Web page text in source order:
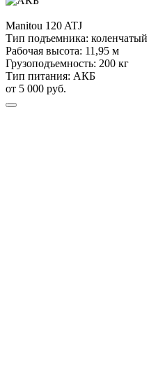
Manitou 120 ATJ
Тип подъемника: коленчатый
Рабочая высота: 11,95 м
Грузоподъемность: 200 кг
Тип питания: АКБ
от 5 000 руб.